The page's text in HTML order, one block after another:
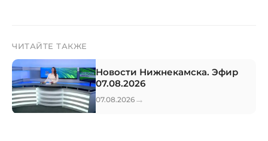
ЧИТАЙТЕ ТАКЖЕ
Новости Нижнекамска. Эфир
07.08.2026
07.08.2026 →